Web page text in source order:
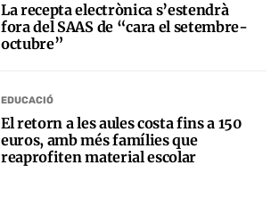
La recepta electrònica s’estendrà
fora del SAAS de “cara el setembre-
octubre”
EDUCACIÓ
El retorn a les aules costa fins a 150
euros, amb més famílies que
reaprofiten material escolar